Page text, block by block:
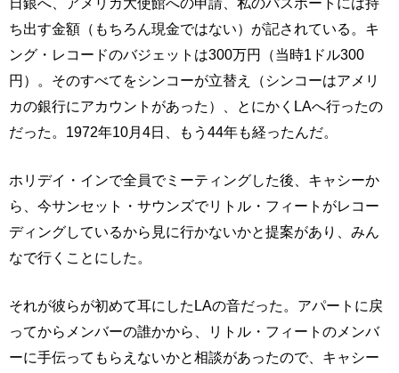
ち出す金額（もちろん現金ではない）が記されている。キ
ング・レコードのバジェットは300万円（当時1ドル300
円）。そのすべてをシンコーが立替え（シンコーはアメリ
カの銀行にアカウントがあった）、とにかくLAへ行ったの
だった。1972年10月4日、もう44年も経ったんだ。
ホリデイ・インで全員でミーティングした後、キャシーか
ら、今サンセット・サウンズでリトル・フィートがレコー
ディングしているから見に行かないかと提案があり、みん
なで行くことにした。
それが彼らが初めて耳にしたLAの音だった。アパートに戻
ってからメンバーの誰かから、リトル・フィートのメンバ
ーに手伝ってもらえないかと相談があったので、キャシー